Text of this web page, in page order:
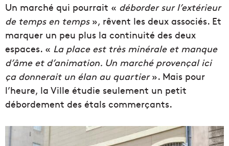
Un marché qui pourrait « déborder sur l’extérieur
de temps en temps», rêvent les deux associés. Et
marquer un peu plus la continuité des deux
espaces. « La place est très minérale et manque
d’âme et d’animation. Un marché provençal ici
ça donnerait un élan au quartier». Mais pour
l’heure, la Ville étudie seulement un petit
débordement des étals commerçants.